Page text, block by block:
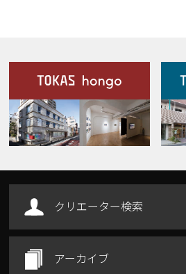
施設案内
Our Facilities
クリエーター検索
アーカイブ